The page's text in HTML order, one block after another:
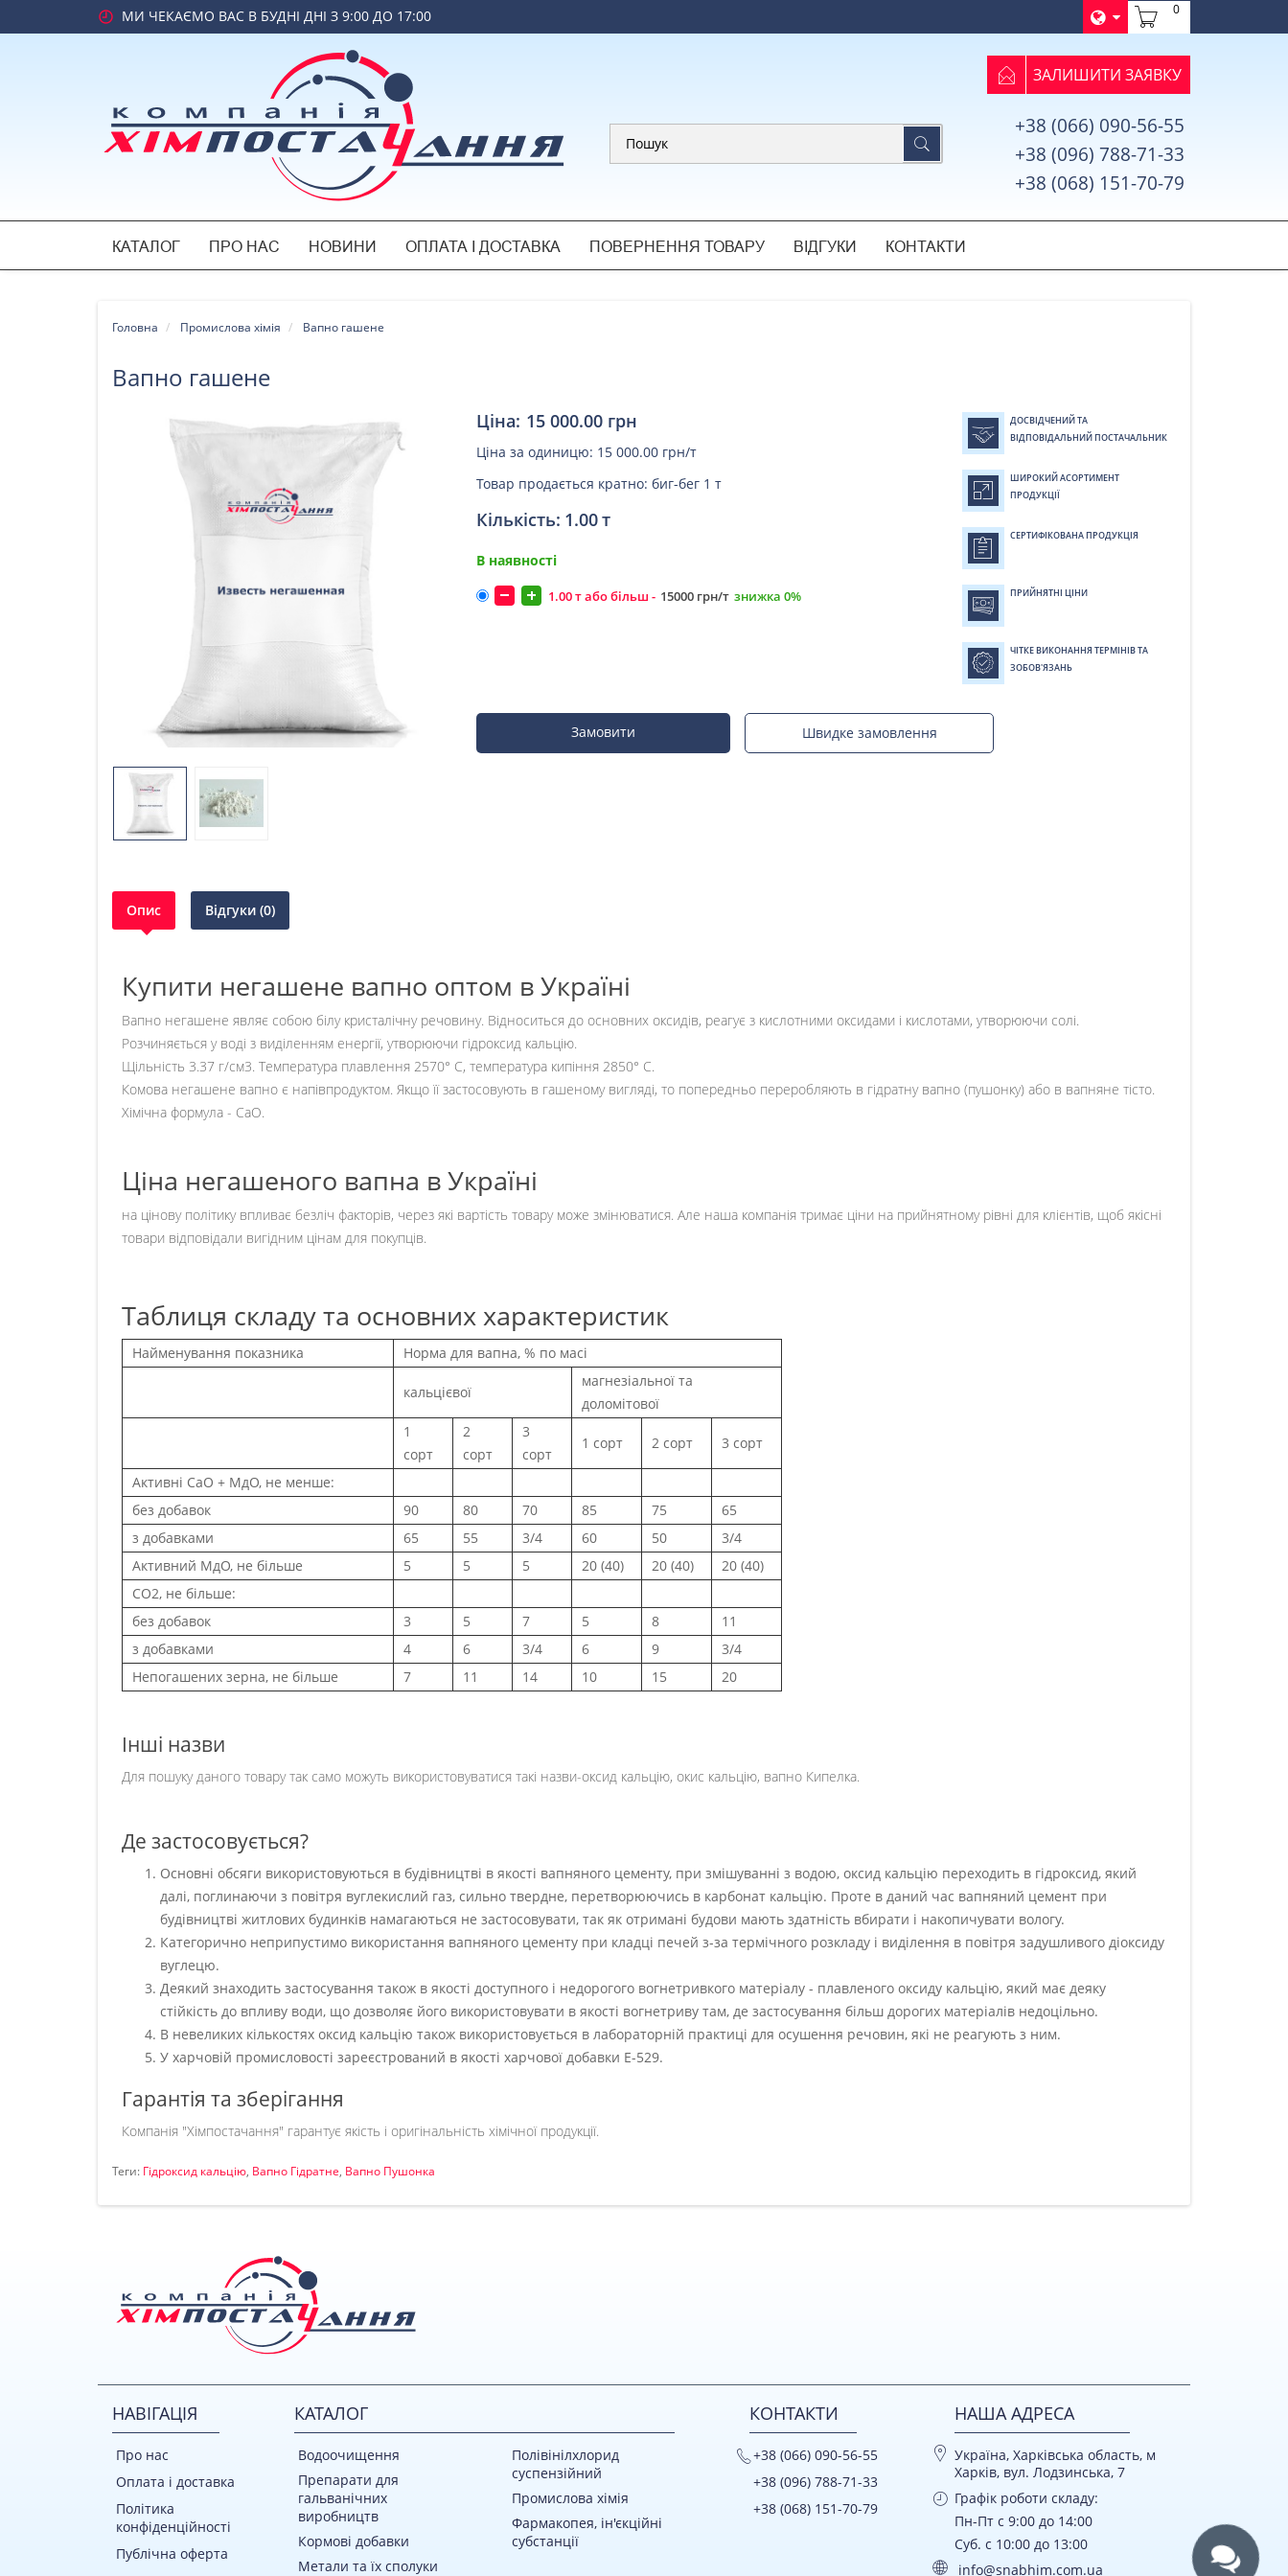
МИ ЧЕКАЄМО ВАС В БУДНІ ДНІ З 9:00 ДО 17:00 0
ЗАЛИШИТИ ЗАЯВКУ
+38 (066) 090-56-55
+38 (096) 788-71-33
+38 (068) 151-70-79
КАТАЛОГ ПРО НАС НОВИНИ ОПЛАТА І ДОСТАВКА ПОВЕРНЕННЯ ТОВАРУ ВІДГУКИ КОНТАКТИ
Головна Промислова хімія Вапно гашене
Вапно гашене
Ціна: 15 000.00 грн
Ціна за одиницю: 15 000.00 грн/т
Товар продається кратно: биг-бег 1 т
Кількість: 1.00т
В наявності
1.00 т або більш - 15000 грн/т знижка 0%
ДОСВІДЧЕНИЙ ТА
ВІДПОВІДАЛЬНИЙ ПОСТАЧАЛЬНИК
ШИРОКИЙ АСОРТИМЕНТ
ПРОДУКЦІЇ
СЕРТИФІКОВАНА ПРОДУКЦІЯ
ПРИЙНЯТНІ ЦІНИ
ЧІТКЕ ВИКОНАННЯ ТЕРМІНІВ ТА
ЗОБОВ'ЯЗАНЬ
Замовити Швидке замовлення
Опис Відгуки (0)
Купити негашене вапно оптом в Україні
Вапно негашене являє собою білу кристалічну речовину. Відноситься до основних оксидів, реагує з кислотними оксидами і кислотами, утворюючи солі.
Розчиняється у воді з виділенням енергії, утворюючи гідроксид кальцію.
Щільність 3.37 г/см3. Температура плавлення 2570° C, температура кипіння 2850° C.
Комова негашене вапно є напівпродуктом. Якщо її застосовують в гашеному вигляді, то попередньо переробляють в гідратну вапно (пушонку) або в вапняне тісто.
Хімічна формула - CaO.
Ціна негашеного вапна в Україні
на цінову політику впливає безліч факторів, через які вартість товару може змінюватися. Але наша компанія тримає ціни на прийнятному рівні для клієнтів, щоб якісні
товари відповідали вигідним цінам для покупців.
Таблиця складу та основних характеристик
Найменування показника Норма для вапна, % по масі
кальцієвої
магнезіальної та
доломітової
1
сорт
2
сорт
3
сорт
1 сорт 2 сорт 3 сорт
Активні СаО + МдО, не менше:
без добавок
90 80 70 85 75
65
з добавками
65 55 3/4 60 50
3/4
Активний МдО, не більше
5 5 5 20 (40) 20 (40)
20 (40)
СО2, не більше:
без добавок
3 5 7 5 8
11
з добавками
4 6 3/4 6 9
3/4
Непогашених зерна, не більше
7 11 14 10 15 20
Інші назви
Для пошуку даного товару так само можуть використовуватися такі назви-оксид кальцію, окис кальцію, вапно Кипелка.
Де застосовується?
Основні обсяги використовуються в будівництві в якості вапняного цементу, при змішуванні з водою, оксид кальцію переходить в гідроксид, який
далі, поглинаючи з повітря вуглекислий газ, сильно твердне, перетворюючись в карбонат кальцію. Проте в даний час вапняний цемент при
будівництві житлових будинків намагаються не застосовувати, так як отримані будови мають здатність вбирати і накопичувати вологу.
Категорично неприпустимо використання вапняного цементу при кладці печей з-за термічного розкладу і виділення в повітря задушливого діоксиду
вуглецю.
Деякий знаходить застосування також в якості доступного і недорогого вогнетривкого матеріалу - плавленого оксиду кальцію, який має деяку
стійкість до впливу води, що дозволяє його використовувати в якості вогнетриву там, де застосування більш дорогих матеріалів недоцільно.
В невеликих кількостях оксид кальцію також використовується в лабораторній практиці для осушення речовин, які не реагують з ним.
У харчовій промисловості зареєстрований в якості харчової добавки E-529.
Гарантія та зберігання
Компанія "Хімпостачання" гарантує якість і оригінальність хімічної продукції.
Теги: Гідроксид кальцію, Вапно Гідратне, Вапно Пушонка
НАВІГАЦІЯ
Про нас
Оплата і доставка
Політика
конфіденційності
Публічна оферта
КАТАЛОГ
Водоочищення
Препарати для
гальванічних
виробництв
Кормові добавки
Метали та їх сполуки
Полівінілхлорид
суспензійний
Промислова хімія
Фармакопея, ін'єкційні
субстанції
КОНТАКТИ
+38 (066) 090-56-55
+38 (096) 788-71-33
+38 (068) 151-70-79
НАША АДРЕСА
Україна, Харківська область, м
Харків, вул. Лодзинська, 7
Графік роботи складу:
Пн-Пт с 9:00 до 14:00
Суб. с 10:00 до 13:00
info@snabhim.com.ua